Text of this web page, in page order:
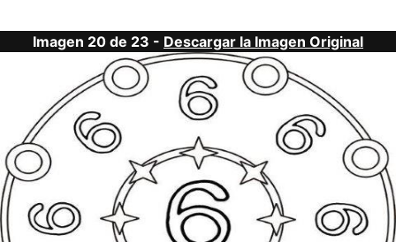
Imagen 20 de 23 - Descargar la Imagen Original